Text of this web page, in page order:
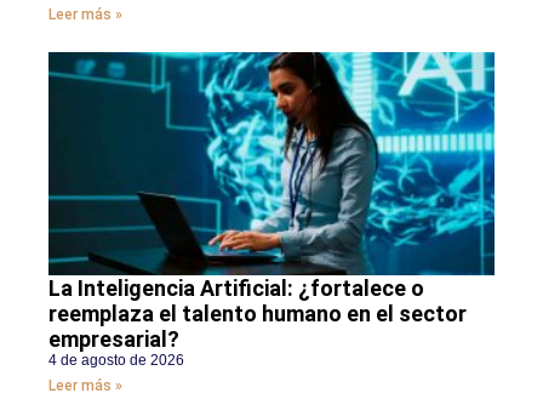
Leer más »
La Inteligencia Artificial: ¿fortalece o
reemplaza el talento humano en el sector
empresarial?
4 de agosto de 2026
Leer más »